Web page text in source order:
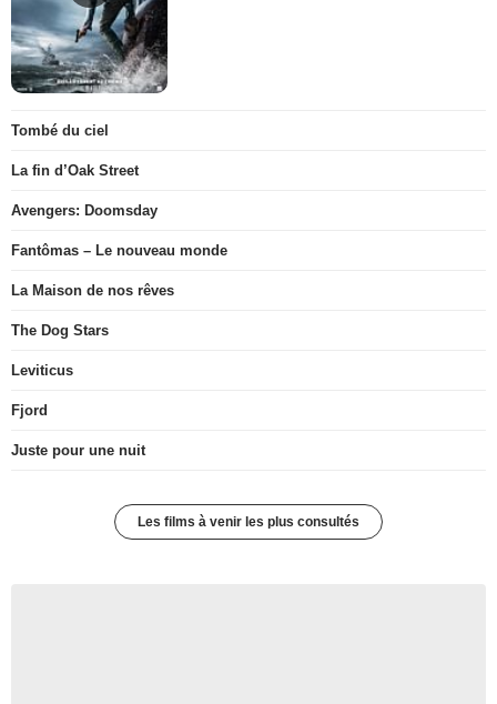
Tombé du ciel
La fin d’Oak Street
Avengers: Doomsday
Fantômas – Le nouveau monde
La Maison de nos rêves
The Dog Stars
Leviticus
Fjord
Juste pour une nuit
Les films à venir les plus consultés